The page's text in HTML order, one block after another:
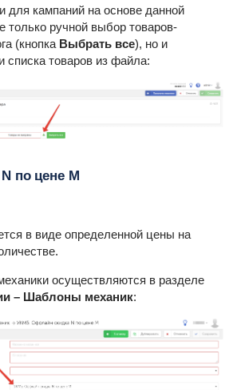
для кампаний на основе данной
только ручной выбор товаров-
(кнопка Выбрать все), но и
списка товаров из файла:
по цене М
в виде определенной цены на
осуществляются в разделе
– Шаблоны механик: